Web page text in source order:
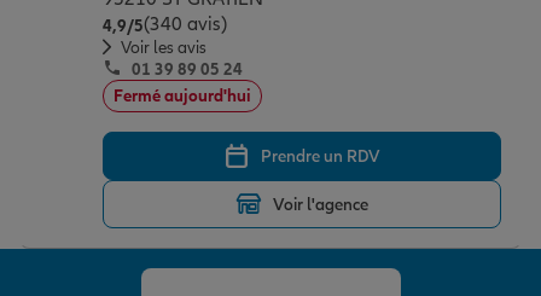
4,9/5Note de 4.9 sur 5
(340 avis)
Voir les avis
01 39 89 05 24
Fermé aujourd'hui
Prendre un RDV
Voir l'agence